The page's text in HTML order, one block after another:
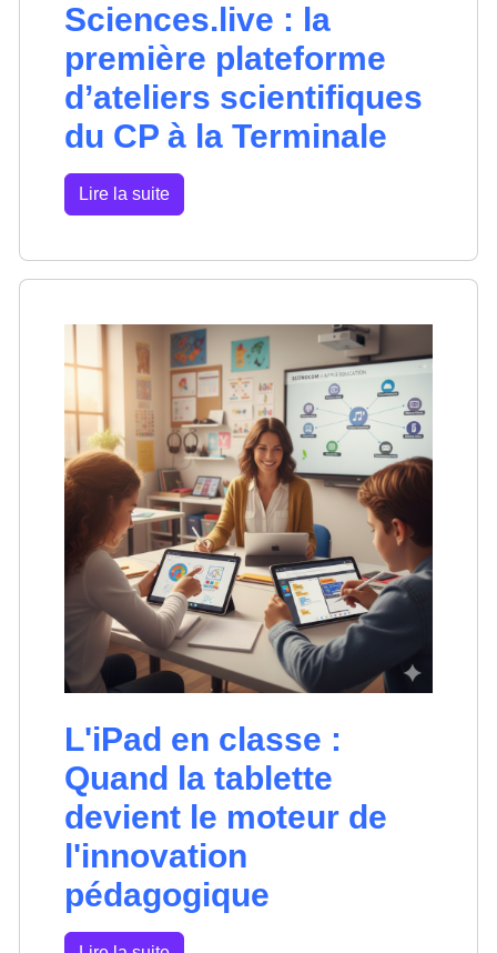
Sciences.live : la
première plateforme
d’ateliers scientifiques
du CP à la Terminale
Lire la suite
L'iPad en classe :
Quand la tablette
devient le moteur de
l'innovation
pédagogique